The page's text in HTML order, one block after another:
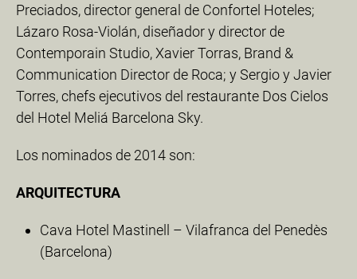
Preciados, director general de Confortel Hoteles;
Lázaro Rosa-Violán, diseñador y director de
Contemporain Studio, Xavier Torras, Brand &
Communication Director de Roca; y Sergio y Javier
Torres, chefs ejecutivos del restaurante Dos Cielos
del Hotel Meliá Barcelona Sky.
Los nominados de 2014 son:
ARQUITECTURA
Cava Hotel Mastinell – Vilafranca del Penedès
(Barcelona)